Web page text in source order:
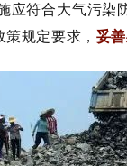
应符合大气污
规定要求， 妥